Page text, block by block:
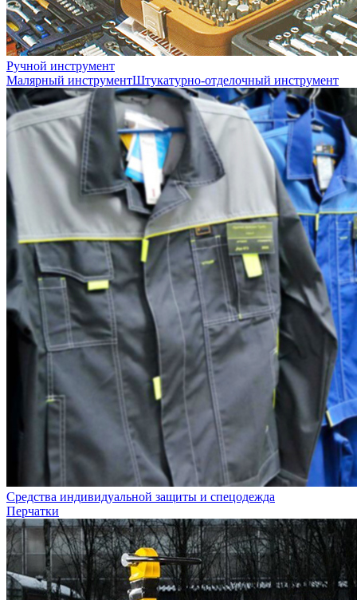
Ручной инструмент
Малярный инструментШтукатурно-отделочный инструмент
Средства индивидуальной защиты и спецодежда
Перчатки